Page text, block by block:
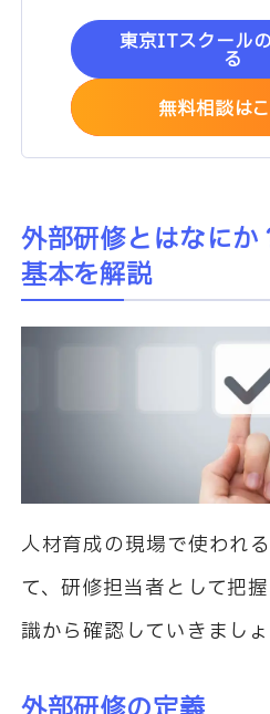
東京ITスクール
る
無料相談は
外部研修とはなに
基本を解説
人材育成の現場で使われ
て、研修担当者として把
識から確認していきましょ